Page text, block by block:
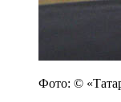
Фото: ©